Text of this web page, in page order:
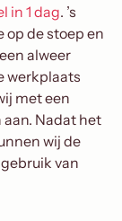
in 1 dag. ’s
op de stoep en
alweer
werkplaats
met een
Nadat het
wij de
van